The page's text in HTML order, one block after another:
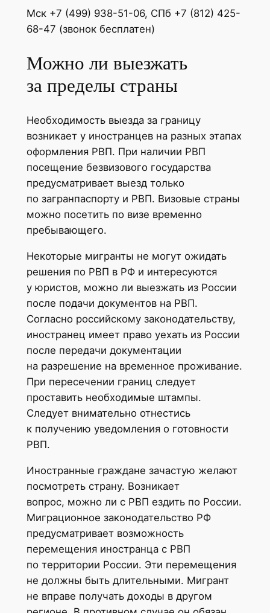
Мск +7 (499) 938-51-06, СПб +7 (812) 425-
68-47 (звонок бесплатен)
Можно ли выезжать
за пределы страны
Необходимость выезда за границу
возникает у иностранцев на разных этапах
оформления РВП. При наличии РВП
посещение безвизового государства
предусматривает выезд только
по загранпаспорту и РВП. Визовые страны
можно посетить по визе временно
пребывающего.
Некоторые мигранты не могут ожидать
решения по РВП в РФ и интересуются
у юристов, можно ли выезжать из России
после подачи документов на РВП.
Согласно российскому законодательству,
иностранец имеет право уехать из России
после передачи документации
на разрешение на временное проживание.
При пересечении границ следует
проставить необходимые штампы.
Следует внимательно отнестись
к получению уведомления о готовности
РВП.
Иностранные граждане зачастую желают
посмотреть страну. Возникает
вопрос, можно ли с РВП ездить по России.
Миграционное законодательство РФ
предусматривает возможность
перемещения иностранца с РВП
по территории России. Эти перемещения
не должны быть длительными. Мигрант
не вправе получать доходы в другом